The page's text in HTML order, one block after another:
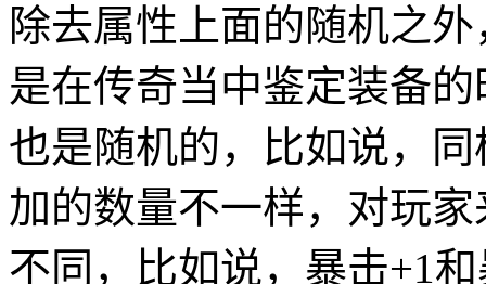
除去属性上面的随机之
是在传奇当中鉴定装备
也是随机的，比如说，
加的数量不一样，对玩
不同，比如说，暴击+1